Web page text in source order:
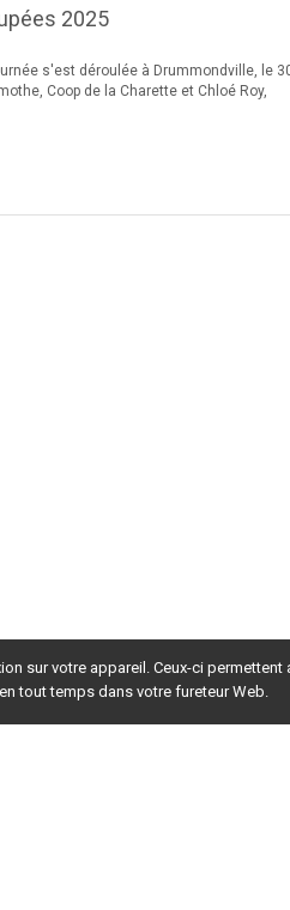
2025
s'est déroulée à Drummondville, le
Coop de la Charette et Chloé Roy,
sur votre appareil. Ceux-ci permettent
tout temps dans votre fureteur Web.